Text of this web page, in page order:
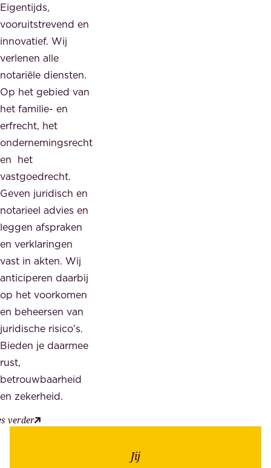
Eigentijds,
vooruitstrevend en
innovatief. Wij
verlenen alle
notariële diensten.
Op het gebied van
het familie- en
erfrecht, het
ondernemingsrecht
en het
vastgoedrecht.
Geven juridisch en
notarieel advies en
leggen afspraken
en verklaringen
vast in akten. Wij
anticiperen daarbij
op het voorkomen
en beheersen van
juridische risico’s.
Bieden je daarmee
rust,
betrouwbaarheid
en zekerheid.
verder
Jij